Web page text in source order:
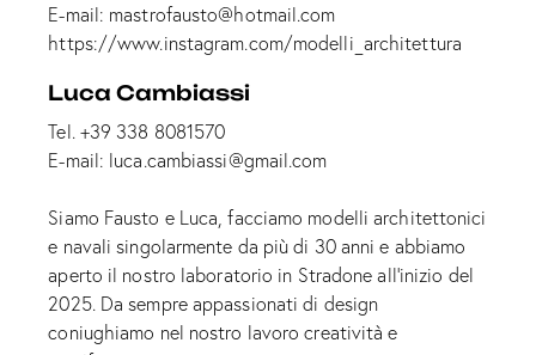
E-mail: mastrofausto@hotmail.com
https://www.instagram.com/modelli_architettura
Luca Cambiassi
Tel. +39 338 8081570
E-mail: luca.cambiassi@gmail.com
Siamo Fausto e Luca, facciamo modelli architettonici
e navali singolarmente da più di 30 anni e abbiamo
aperto il nostro laboratorio in Stradone all’inizio del
2025. Da sempre appassionati di design
coniughiamo nel nostro lavoro creatività e